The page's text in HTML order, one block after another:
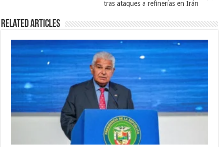
tras ataques a refinerías en Irán
Related Articles